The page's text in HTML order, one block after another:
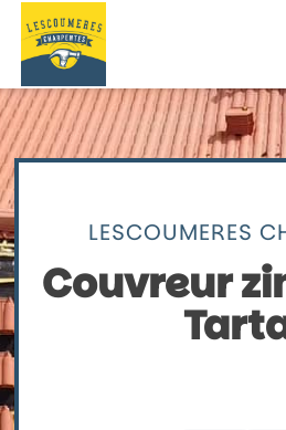
Skip
content
LESCOUMERES
Couvreur